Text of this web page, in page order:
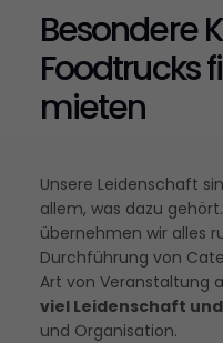
Besondere
Foodtrucks
mieten
Unsere Leidenschaft
allem, was dazu
übernehmen wir alles
Durchführung von
Art von Veranstaltung
viel Leidenschaft
und Organisation.